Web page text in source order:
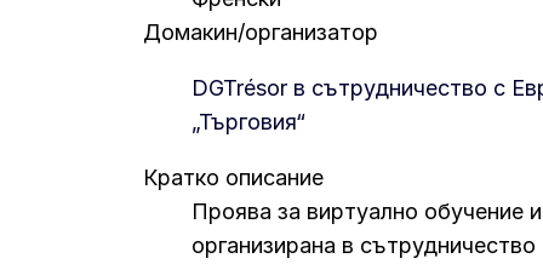
Домакин/организатор
DGTrésor в сътрудничество с
„Търговия“
Кратко описание
Проява за виртуално обучение
организирана в